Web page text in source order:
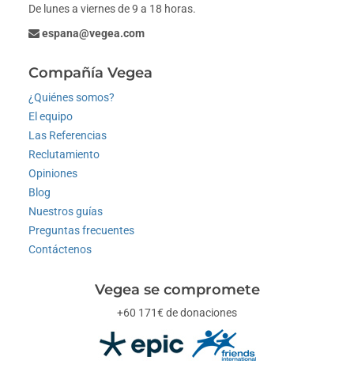
De lunes a viernes de 9 a 18 horas.
espana@vegea.com
Compañía Vegea
¿Quiénes somos?
El equipo
Las Referencias
Reclutamiento
Opiniones
Blog
Nuestros guías
Preguntas frecuentes
Contáctenos
Vegea se compromete
+60 171€ de donaciones